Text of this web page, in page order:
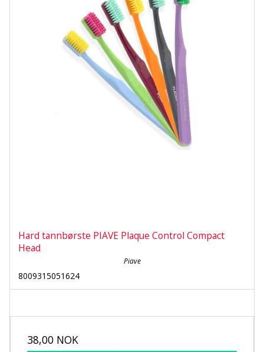
Hard tannbørste PIAVE Plaque Control Compact
Head
Piave
8009315051624
38,00 NOK